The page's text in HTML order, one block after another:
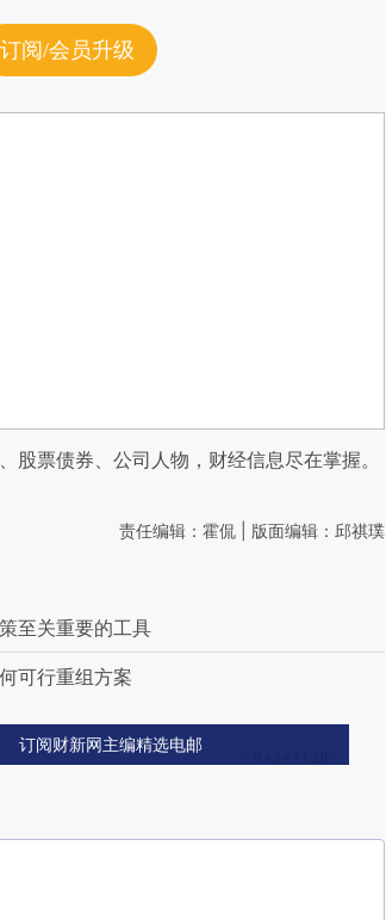
订阅/会员升级
股票债券、公司人物，财经信息尽在掌握。
责任编辑：霍侃 | 版面编辑：邱祺璞
至关重要的工具
可行重组方案
订阅财新网主编精选电邮